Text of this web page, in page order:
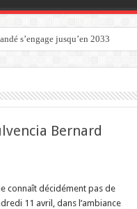
s’engage jusqu’en 2033
Bernard
connaît décidément pas de
11 avril, dans l’ambiance